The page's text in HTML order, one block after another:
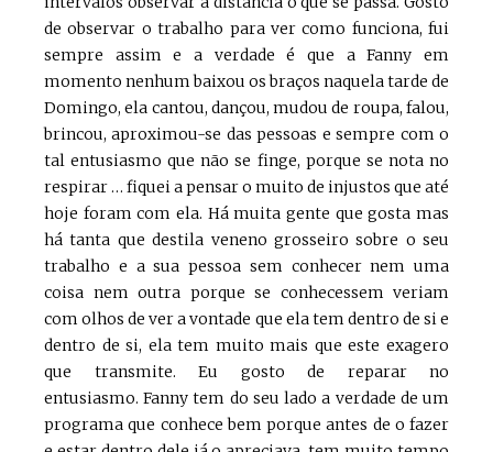
de observar o trabalho para ver como funciona, fui
sempre assim e a verdade é que a Fanny em
momento nenhum baixou os braços naquela tarde de
Domingo, ela cantou, dançou, mudou de roupa, falou,
brincou, aproximou-se das pessoas e sempre com o
tal entusiasmo que não se finge, porque se nota no
respirar … fiquei a pensar o muito de injustos que até
hoje foram com ela. Há muita gente que gosta mas
há tanta que destila veneno grosseiro sobre o seu
trabalho e a sua pessoa sem conhecer nem uma
coisa nem outra porque se conhecessem veriam
com olhos de ver a vontade que ela tem dentro de si e
dentro de si, ela tem muito mais que este exagero
que transmite. Eu gosto de reparar no
entusiasmo. Fanny tem do seu lado a verdade de um
programa que conhece bem porque antes de o fazer